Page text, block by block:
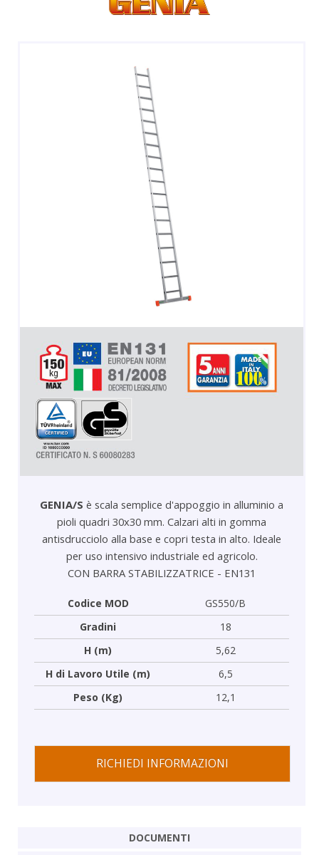
SGABELLI E CAVALLETTI
DOMESTICI SCALE SGABELLI
RAMPE DI CARICO E PASSERELLE
ACCESSORI, RICAMBI E COMPONENTI
GENIA/S è scala semplice d'appoggio in alluminio a
pioli quadri 30x30 mm. Calzari alti in gomma
antisdrucciolo alla base e copri testa in alto. Ideale
per uso intensivo industriale ed agricolo.
CON BARRA STABILIZZATRICE - EN131
Codice MOD
GS550/B
Gradini
18
H (m)
5,62
H di Lavoro Utile (m)
6,5
Peso (Kg)
12,1
RICHIEDI INFORMAZIONI
DOCUMENTI